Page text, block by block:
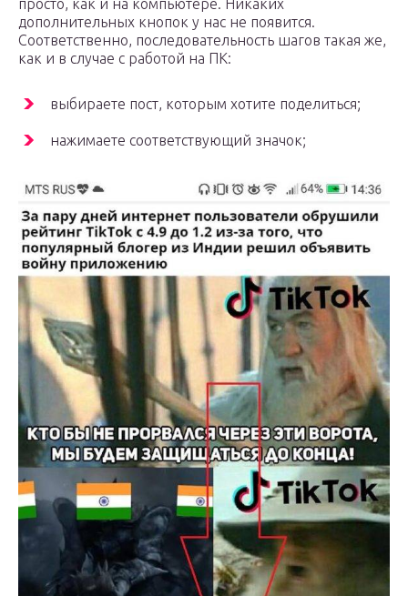
просто, как и на компьютере. Никаких
дополнительных кнопок у нас не появится.
Соответственно, последовательность шагов такая же,
как и в случае с работой на ПК:
выбираете пост, которым хотите поделиться;
нажимаете соответствующий значок;